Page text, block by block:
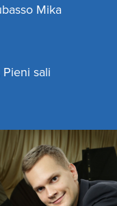
Mika
sali